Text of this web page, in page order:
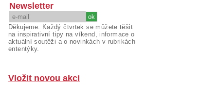
Newsletter
Děkujeme. Každý čtvrtek se můžete těšit
na inspirativní tipy na víkend, informace o
aktuální soutěži a o novinkách v rubrikách
ententýky.
Vložit novou akci